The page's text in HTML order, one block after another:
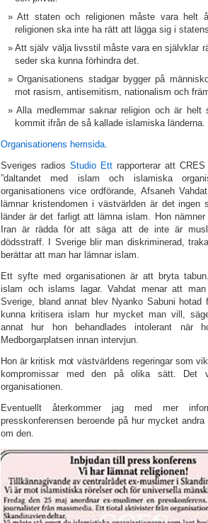
Att staten och religionen måste vara helt
religionen ska inte ha rätt att lägga sig i
Att själv välja livsstil måste vara en självklar
seder ska kunna förhindra det.
Organisationens stadgar bygger på
mot rasism, antisemitism, nationalism och
Alla medlemmar saknar religion och är helt
kommit ifrån de så kallade islamiska länderna.
Organisationens hemsida.
Sveriges radios Studio Ettrapporterar att
”daltandet med islam och islamiska
organisationens vice ordförande, Afsaneh
lämnar kristendomen i västvärlden är det
länder är det farligt att lämna islam. Hon
Iran är rädda för att säga att de inte är
dödsstraff. I Sverige blir man diskriminerad,
berättar att man har lämnar islam.
Ett syfte med organisationen är att bryta
islam och islams lagar. Vahdat menar att
Sverige, bland annat blev Nyanko Sabuni
kunna kritisera islam hur mycket man vill,
annat hur hon behandlades intolerant när
Medborgarplatsen innan intervjun.
Hon är kritisk mot västvärldens regeringar som
kompromissar med den på olika sätt. Det
organisationen.
Eventuellt återkommer jag med mer
presskonferensen beroende på hur mycket
om den.